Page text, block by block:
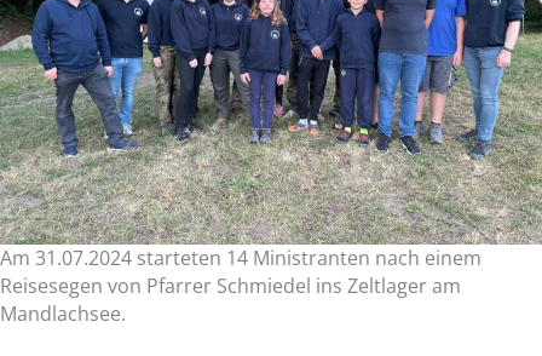
Am 31.07.2024 starteten 14 Ministranten nach einem
Reisesegen von Pfarrer Schmiedel ins Zeltlager am
Mandlachsee.